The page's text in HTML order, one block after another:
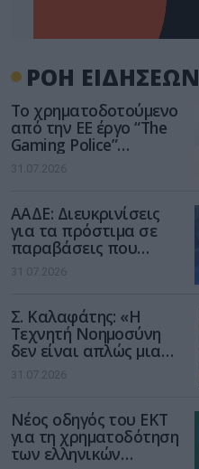
ΡΟΗ ΕΙΔΗΣΕΩΝ
Το χρηματοδοτούμενο
από την ΕΕ έργο “The
Gaming Police”
ενισχύει την ασφάλεια
των παιδιών στο
31.07.2026
ΑΑΔΕ: Διευκρινίσεις
για τα πρόστιμα σε
παραβάσεις που
αφορούν τους ΦΗΜ
31.07.2026
Σ. Καλαφάτης: «Η
Τεχνητή Νοημοσύνη
δεν είναι απλώς μια
νέα τεχνολογία, είναι
μια νέα βιομηχανική
31.07.2026
Νέος οδηγός του ΕΚΤ
για τη χρηματοδότηση
των ελληνικών